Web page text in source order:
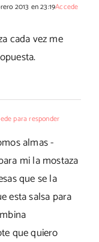
2013 en 23:19Accede
cada vez me
para responder
almas -
mi la mostaza
que se la
esta salsa para
que quiero